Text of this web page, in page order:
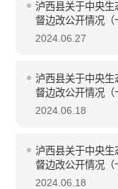
泸西县关于中央
督边改公开情况（
2024.06.27
泸西县关于中央
督边改公开情况（
2024.06.18
泸西县关于中央
督边改公开情况（
2024.06.18